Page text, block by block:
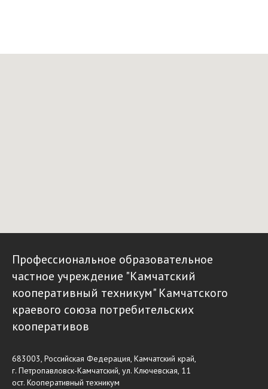
Профессиональное образовательное
частное учреждение "Камчатский
кооперативный техникум" Камчатского
краевого союза потребительских
кооперативов
683003, Российская Федерация, Камчатский край,
г. Петропавловск-Камчатский, ул. Ключевская, 11
ост. Кооперативный техникум